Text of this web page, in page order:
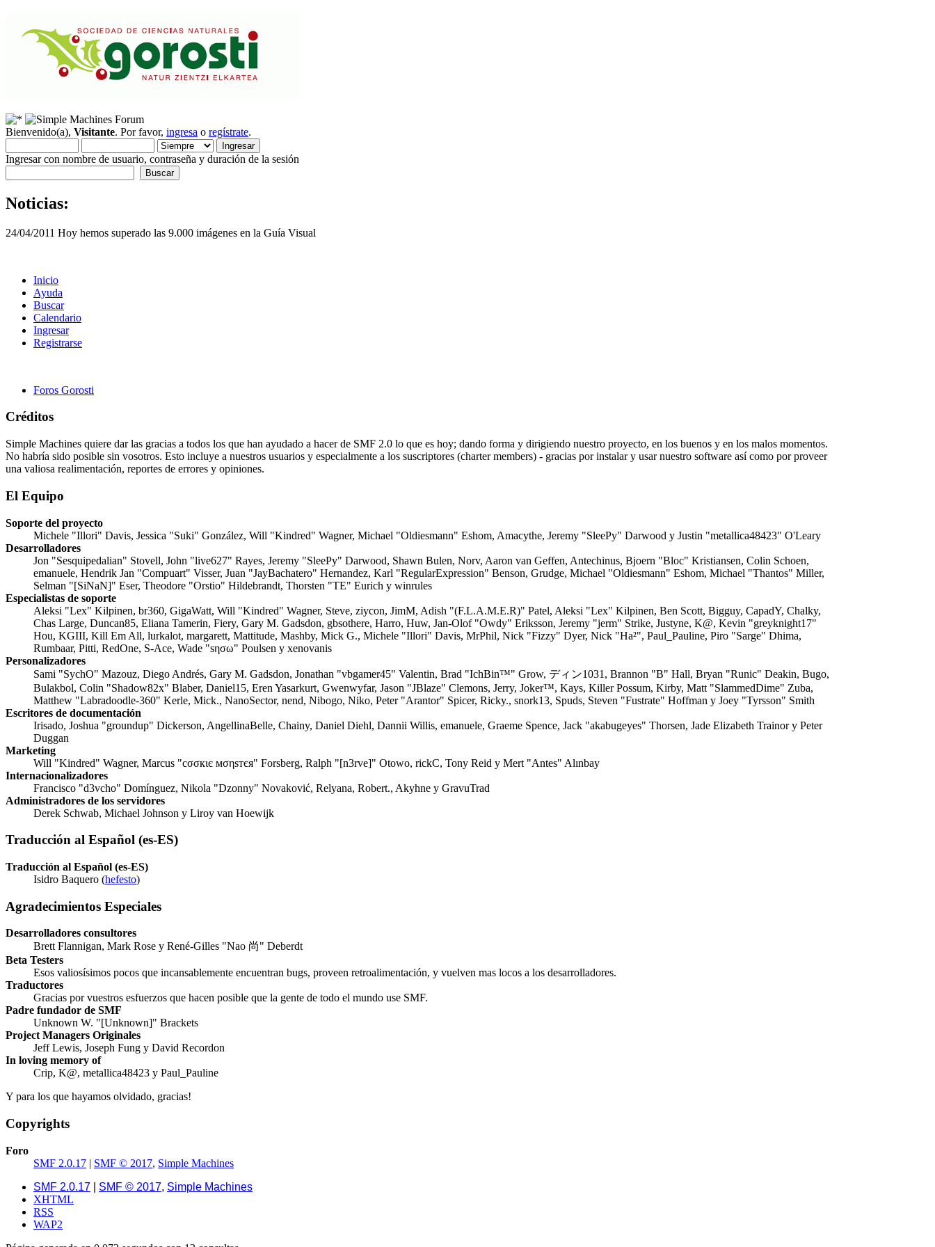
Bienvenido(a), Visitante. Por favor, ingresa o regístrate.
Ingresar con nombre de usuario, contraseña y duración de la sesión
Noticias:
24/04/2011 Hoy hemos superado las 9.000 imágenes en la Guía Visual
Inicio
Ayuda
Buscar
Calendario
Ingresar
Registrarse
Foros Gorosti
Créditos
Simple Machines quiere dar las gracias a todos los que han ayudado a hacer de SMF 2.0 lo que es hoy; dando forma y dirigiendo nuestro proyecto, en los buenos y en los malos momentos.
No habría sido posible sin vosotros. Esto incluye a nuestros usuarios y especialmente a los suscriptores (charter members) - gracias por instalar y usar nuestro software así como por proveer
una valiosa realimentación, reportes de errores y opiniones.
El Equipo
Soporte del proyecto
Michele "Illori" Davis, Jessica "Suki" González, Will "Kindred" Wagner, Michael "Oldiesmann" Eshom, Amacythe, Jeremy "SleePy" Darwood y Justin "metallica48423" O'Leary
Desarrolladores
Jon "Sesquipedalian" Stovell, John "live627" Rayes, Jeremy "SleePy" Darwood, Shawn Bulen, Norv, Aaron van Geffen, Antechinus, Bjoern "Bloc" Kristiansen, Colin Schoen,
emanuele, Hendrik Jan "Compuart" Visser, Juan "JayBachatero" Hernandez, Karl "RegularExpression" Benson, Grudge, Michael "Oldiesmann" Eshom, Michael "Thantos" Miller,
Selman "[SiNaN]" Eser, Theodore "Orstio" Hildebrandt, Thorsten "TE" Eurich y winrules
Especialistas de soporte
Aleksi "Lex" Kilpinen, br360, GigaWatt, Will "Kindred" Wagner, Steve, ziycon, JimM, Adish "(F.L.A.M.E.R)" Patel, Aleksi "Lex" Kilpinen, Ben Scott, Bigguy, CapadY, Chalky,
Chas Large, Duncan85, Eliana Tamerin, Fiery, Gary M. Gadsdon, gbsothere, Harro, Huw, Jan-Olof "Owdy" Eriksson, Jeremy "jerm" Strike, Justyne, K@, Kevin "greyknight17"
Hou, KGIII, Kill Em All, lurkalot, margarett, Mattitude, Mashby, Mick G., Michele "Illori" Davis, MrPhil, Nick "Fizzy" Dyer, Nick "Ha²", Paul_Pauline, Piro "Sarge" Dhima,
Rumbaar, Pitti, RedOne, S-Ace, Wade "sησω" Poulsen y xenovanis
Personalizadores
Sami "SychO" Mazouz, Diego Andrés, Gary M. Gadsdon, Jonathan "vbgamer45" Valentin, Brad "IchBin™" Grow, ディン1031, Brannon "B" Hall, Bryan "Runic" Deakin, Bugo,
Bulakbol, Colin "Shadow82x" Blaber, Daniel15, Eren Yasarkurt, Gwenwyfar, Jason "JBlaze" Clemons, Jerry, Joker™, Kays, Killer Possum, Kirby, Matt "SlammedDime" Zuba,
Matthew "Labradoodle-360" Kerle, Mick., NanoSector, nend, Nibogo, Niko, Peter "Arantor" Spicer, Ricky., snork13, Spuds, Steven "Fustrate" Hoffman y Joey "Tyrsson" Smith
Escritores de documentación
Irisado, Joshua "groundup" Dickerson, AngellinaBelle, Chainy, Daniel Diehl, Dannii Willis, emanuele, Graeme Spence, Jack "akabugeyes" Thorsen, Jade Elizabeth Trainor y Peter
Duggan
Marketing
Will "Kindred" Wagner, Marcus "cσσкιє мσηѕтєя" Forsberg, Ralph "[n3rve]" Otowo, rickC, Tony Reid y Mert "Antes" Alınbay
Internacionalizadores
Francisco "d3vcho" Domínguez, Nikola "Dzonny" Novaković, Relyana, Robert., Akyhne y GravuTrad
Administradores de los servidores
Derek Schwab, Michael Johnson y Liroy van Hoewijk
Traducción al Español (es-ES)
Traducción al Español (es-ES)
Isidro Baquero (hefesto)
Agradecimientos Especiales
Desarrolladores consultores
Brett Flannigan, Mark Rose y René-Gilles "Nao 尚" Deberdt
Beta Testers
Esos valiosísimos pocos que incansablemente encuentran bugs, proveen retroalimentación, y vuelven mas locos a los desarrolladores.
Traductores
Gracias por vuestros esfuerzos que hacen posible que la gente de todo el mundo use SMF.
Padre fundador de SMF
Unknown W. "[Unknown]" Brackets
Project Managers Originales
Jeff Lewis, Joseph Fung y David Recordon
In loving memory of
Crip, K@, metallica48423 y Paul_Pauline
Y para los que hayamos olvidado, gracias!
Copyrights
Foro
SMF 2.0.17 | SMF © 2017, Simple Machines
SMF 2.0.17
SMF © 2017, Simple Machines
XHTML
RSS
WAP2